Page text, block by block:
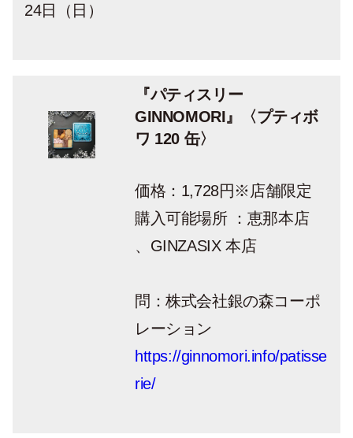
24日（日）
『パティスリー
GINNOMORI』〈プティボ
ワ 120 缶〉
価格：1,728円※店舗限定
購入可能場所 ：恵那本店
、GINZASIX 本店
問：株式会社銀の森コーポ
レーション
https://ginnomori.info/patisse
rie/